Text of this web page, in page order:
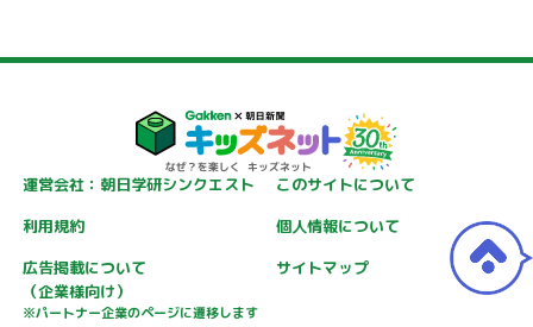
運営会社：朝日学研シンクエスト
このサイトについて
利用規約
個人情報について
広告掲載について
（企業様向け）
※パートナー企業のページに遷移します
サイトマップ